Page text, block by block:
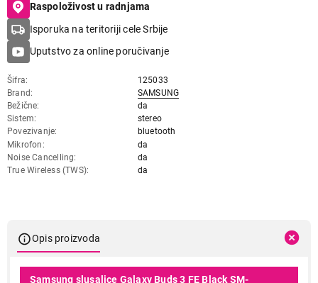
Raspoloživost u radnjama
Isporuka na teritoriji cele Srbije
Uputstvo za online poručivanje
Šifra
125033
Brand
SAMSUNG
Bežične
da
Sistem
stereo
Povezivanje
bluetooth
Mikrofon
da
Noise Cancelling
da
True Wireless (TWS)
da
Opis proizvoda
Samsung slusalice Galaxy Buds 3 FE Black SM-